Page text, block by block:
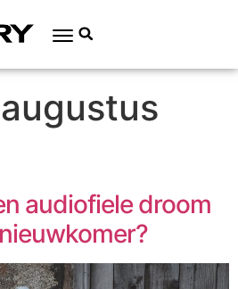
audiofiele droom